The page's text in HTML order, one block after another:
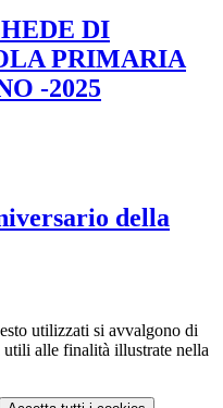
DI
PRIMARIA
-2025
della
utilizzati si avvalgono di
utili alle finalità illustrate nella